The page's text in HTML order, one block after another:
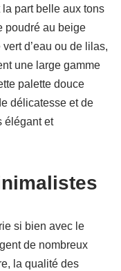
part belle aux tons
poudré au beige
d’eau ou de lilas,
une large gamme
palette douce
délicatesse et de
élégant et
si bien avec le
de nombreux
la qualité des